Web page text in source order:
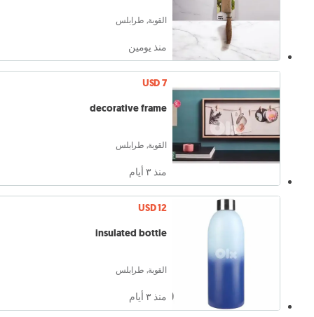
القوبة, طرابلس
منذ يومين
USD 7
decorative frame
القوبة, طرابلس
منذ ٣ أيام
USD 12
insulated bottle
القوبة, طرابلس
منذ ٣ أيام